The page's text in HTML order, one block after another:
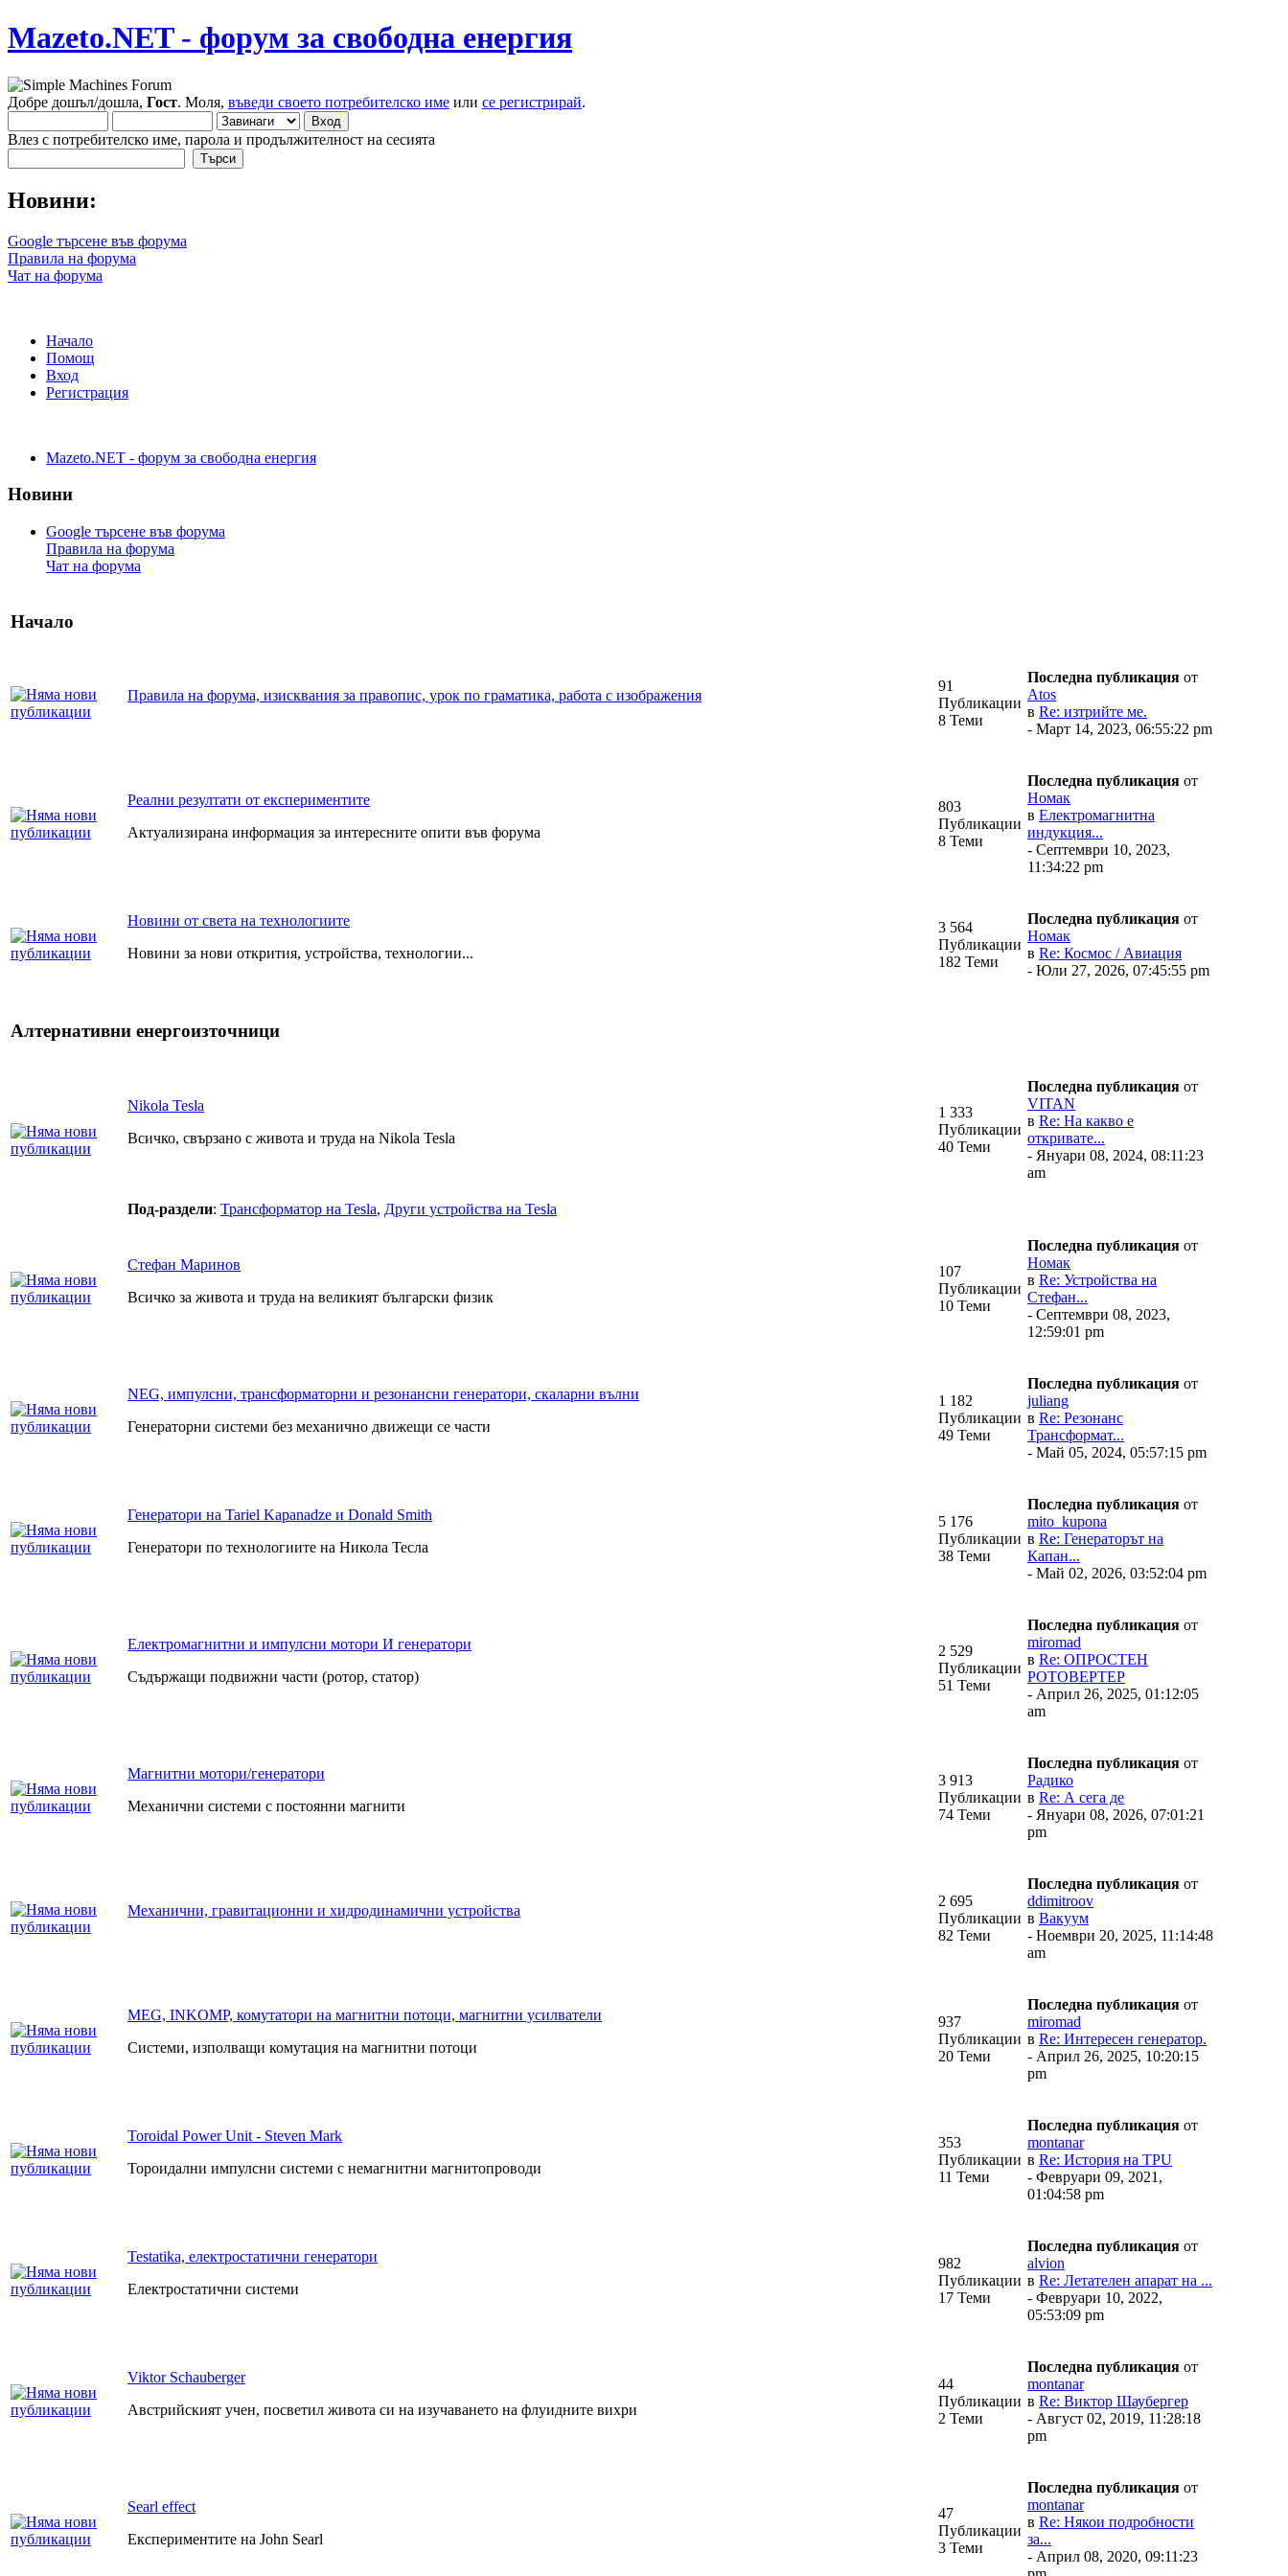
Mazeto.NET - форум за свободна енергия
Добре дошъл/дошла, Гост. Моля, въведи своето потребителско име или се регистрирай.
Влез с потребителско име, парола и продължителност на сесията
Новини:
Google търсене във форума
Правила на форума
Чат на форума
Начало
Помощ
Вход
Регистрация
Mazeto.NET - форум за свободна енергия
Новини
Google търсене във форума
Правила на форума
Чат на форума
Начало
Правила на форума, изисквания за правопис, урок по граматика, работа с изображения
91
Публикации
8 Теми
Последна публикация от
Аtos
в Re: изтрийте ме.
- Март 14, 2023, 06:55:22 pm
Реални резултати от експериментите
Актуализирана информация за интересните опити във форума
803
Публикации
8 Теми
Последна публикация от
Номак
в Електромагнитна
индукция...
- Септември 10, 2023,
11:34:22 pm
Новини от света на технологиите
Новини за нови открития, устройства, технологии...
3 564
Публикации
182 Теми
Последна публикация от
Номак
в Re: Космос / Авиация
- Юли 27, 2026, 07:45:55 pm
Алтернативни енергоизточници
Nikola Tesla
Всичко, свързано с живота и труда на Nikola Tesla
1 333
Публикации
40 Теми
Последна публикация от
VITAN
в Re: На какво е
откривате...
- Януари 08, 2024, 08:11:23
am
Под-раздели: Трансформатор на Tesla, Други устройства на Tesla
Стефан Маринов
Всичко за живота и труда на великият български физик
107
Публикации
10 Теми
Последна публикация от
Номак
в Re: Устройства на
Стефан...
- Септември 08, 2023,
12:59:01 pm
NEG, импулсни, трансформаторни и резонансни генератори, скаларни вълни
Генераторни системи без механично движещи се части
1 182
Публикации
49 Теми
Последна публикация от
juliang
в Re: Резонанс
Трансформат...
- Май 05, 2024, 05:57:15 pm
Генератори на Tariel Kapanadze и Donald Smith
Генератори по технологиите на Никола Тесла
5 176
Публикации
38 Теми
Последна публикация от
mito_kupona
в Re: Генераторът на
Капан...
- Май 02, 2026, 03:52:04 pm
Електромагнитни и импулсни мотори И генератори
Съдържащи подвижни части (ротор, статор)
2 529
Публикации
51 Теми
Последна публикация от
miromad
в Re: ОПРОСТЕН
РОТОВЕРТЕР
- Април 26, 2025, 01:12:05
am
Магнитни мотори/генератори
Механични системи с постоянни магнити
3 913
Публикации
74 Теми
Последна публикация от
Радико
в Re: А сега де
- Януари 08, 2026, 07:01:21
pm
Механични, гравитационни и хидродинамични устройства
2 695
Публикации
82 Теми
Последна публикация от
ddimitroov
в Вакуум
- Ноември 20, 2025, 11:14:48
am
MEG, INKOMP, комутатори на магнитни потоци, магнитни усилватели
Системи, изполващи комутация на магнитни потоци
937
Публикации
20 Теми
Последна публикация от
miromad
в Re: Интересен генератор.
- Април 26, 2025, 10:20:15
pm
Toroidal Power Unit - Steven Mark
Тороидални импулсни системи с немагнитни магнитопроводи
353
Публикации
11 Теми
Последна публикация от
montanar
в Re: История на TPU
- Февруари 09, 2021,
01:04:58 pm
Testatika, електростатични генератори
Електростатични системи
982
Публикации
17 Теми
Последна публикация от
alvion
в Re: Летателен апарат на ...
- Февруари 10, 2022,
05:53:09 pm
Viktor Schauberger
Австрийският учен, посветил живота си на изучаването на флуидните вихри
44
Публикации
2 Теми
Последна публикация от
montanar
в Re: Виктор Шаубергер
- Август 02, 2019, 11:28:18
pm
Searl effect
Експериментите на John Searl
47
Публикации
3 Теми
Последна публикация от
montanar
в Re: Някои подробности
за...
- Април 08, 2020, 09:11:23